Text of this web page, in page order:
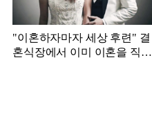
"이혼하자마자 세상 후련" 결
혼식장에서 이미 이혼을 직감